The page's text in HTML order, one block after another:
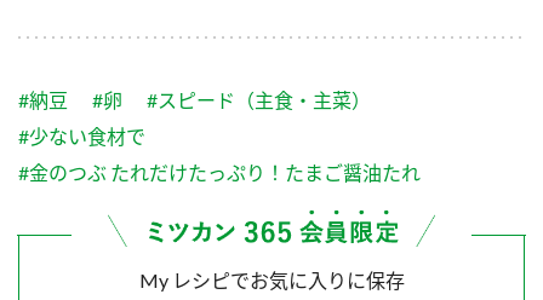
炊き込みご飯の素 米飯用調味液
納豆のサイト
PIN印
三ツ判山吹
スペシャルサイト
ZENB initiative
MIM（ミツカンミュージアム）
お客様相談センター
お客様の声をいかしました
販売終了製品のご案内
よくあるご質問
#納豆 #卵
#スピード（主食・主菜）
#少ない食材で
#金のつぶ たれだけたっぷり！たまご醤油たれ
My レシピでお気に入りに保存